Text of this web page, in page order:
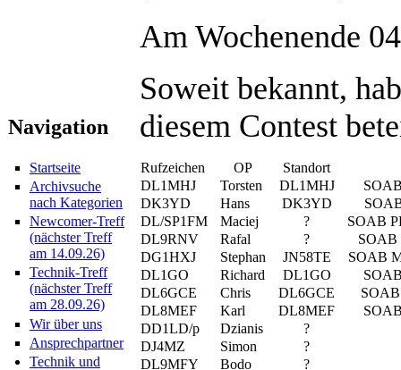
Navigation
Startseite
Archivsuche
nach Kategorien
Newcomer-Treff
(nächster Treff
am 14.09.26)
Technik-Treff
(nächster Treff
am 28.09.26)
Wir über uns
Ansprechpartner
Technik und
Am Wochenende
Soweit bekannt,
diesem Contest
Rufzeichen OP Standort
DL1MHJ
Torsten DL1MHJ
DK3YD
Hans DK3YD
DL/SP1FM
Maciej ?
SOAB
DL9RNV
Rafal ?
DG1HXJ
Stephan JN58TE
SOAB
DL1GO
Richard DL1GO
DL6GCE
Chris DL6GCE
DL8MEF
Karl DL8MEF
DD1LD/p
Dzianis
?
DJ4MZ
Simon
?
DL9MFY
Bodo ?